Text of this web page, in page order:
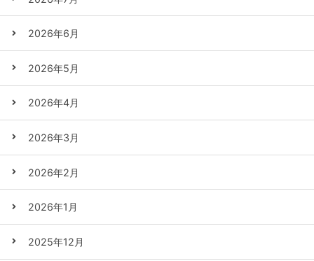
2026年6月
2026年5月
2026年4月
2026年3月
2026年2月
2026年1月
2025年12月